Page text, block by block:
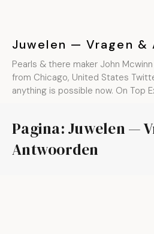
Juwelen — Vragen &
Pearls & there maker John
from Chicago, United States
anything is possible now. On Top
Pagina: Juwelen —
Antwoorden